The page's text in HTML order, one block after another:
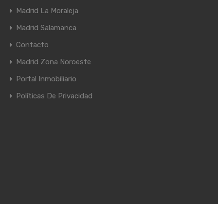
Madrid La Moraleja
Madrid Salamanca
Contacto
Madrid Zona Noroeste
Portal Inmobiliario
Políticas De Privacidad